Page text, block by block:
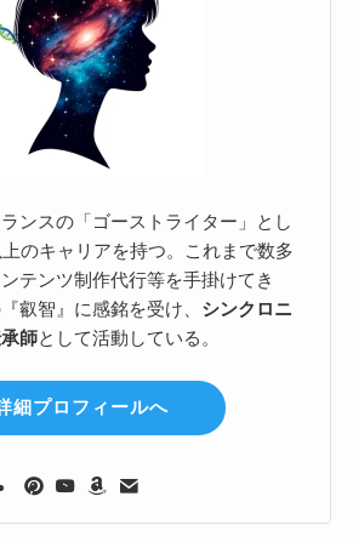
ンスの「ゴーストライター」とし
のキャリアを持つ。これまで数多
テンツ制作代行等を手掛けてき
叡智』に感銘を受け、 シンクロニ
師として活動している。
細プロフィールへ